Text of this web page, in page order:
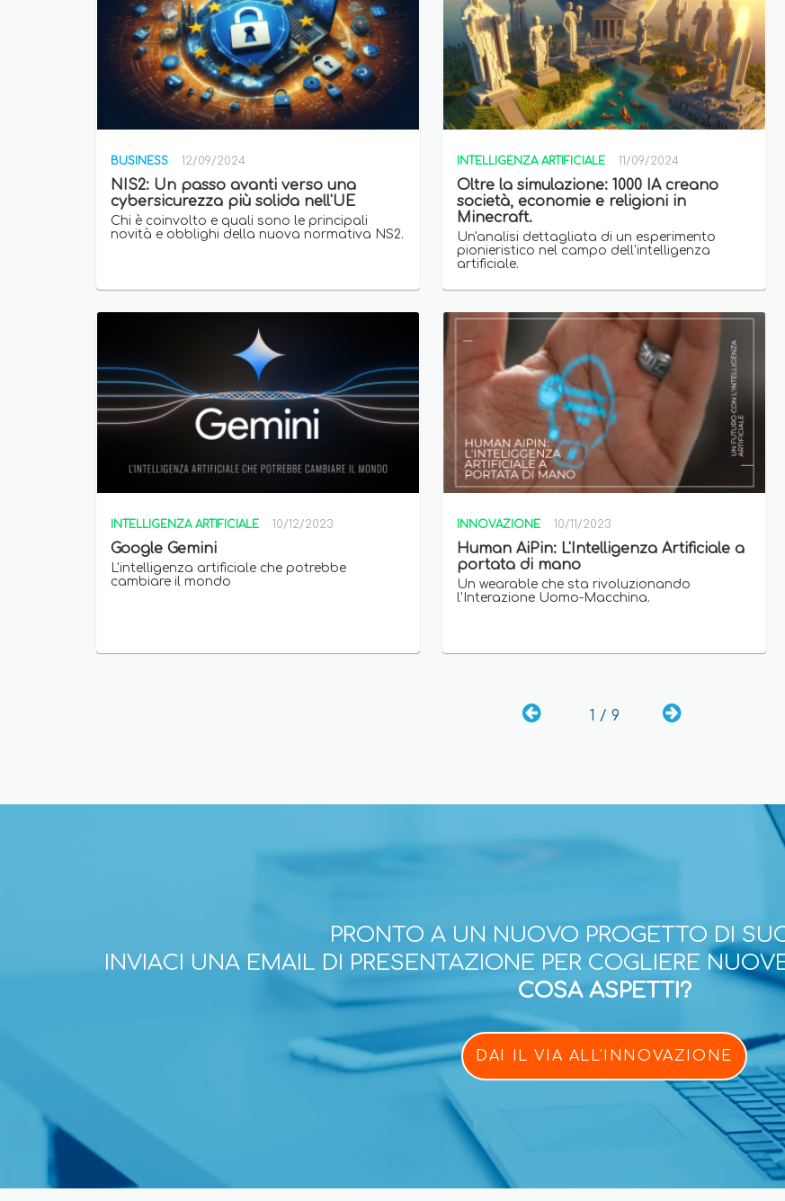
BUSINESS 12/09/2024
NIS2: Un passo avanti verso una
cybersicurezza più solida nell'UE
Chi è coinvolto e quali sono le principali
novità e obblighi della nuova normativa NS2.
INTELLIGENZA ARTIFICIALE 11/09/2024
Oltre la simulazione: 1000 IA creano
società, economie e religioni in
Minecraft.
Un'analisi dettagliata di un esperimento
pionieristico nel campo dell'intelligenza
artificiale.
INTELLIGENZA ARTIFICIALE 10/12/2023
Google Gemini
L'intelligenza artificiale che potrebbe
cambiare il mondo
INNOVAZIONE 10/11/2023
Human AiPin: L'Intelligenza Artificiale a
portata di mano
Un wearable che sta rivoluzionando
l'Interazione Uomo-Macchina.
1 / 9
PRONTO A UN NUOVO PROGETTO DI
INVIACI UNA EMAIL DI PRESENTAZIONE PER COGLIERE
COSA ASPETTI?
DAI IL VIA ALL'INNOVAZIONE